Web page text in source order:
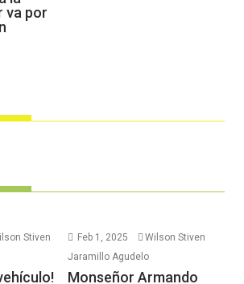
va por
Stiven
Feb 1, 2025
Wilson Stiven
Jaramillo Agudelo
Monseñor Armando